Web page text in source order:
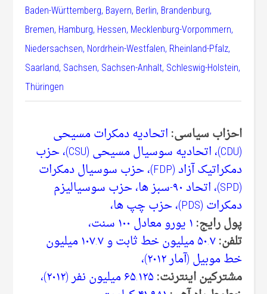
Baden-Württemberg, Bayern, Berlin, Brandenburg,
Bremen, Hamburg, Hessen, Mecklenburg-Vorpommern,
Niedersachsen, Nordrhein-Westfalen, Rheinland-Pfalz,
Saarland, Sachsen, Sachsen-Anhalt, Schleswig-Holstein,
Thüringen
احزاب سیاسی:اتحادیه دمکرات مسیحی‌
(CDU)، اتحادیه سوسیال مسیحی‌ (CSU)، حزب
دمکراتیک آزاد (FDP)، حزب سوسیال دمکرات
(SPD)، اتحاد ۹۰-سبز ها، حزب سوسیالیزم
دمکرات (PDS)، حزب چپ ها،
پول رایج:۱ یورو معادل ۱۰۰ سنت،
تلفن:
۵۰.۷ میلیون خط ثابت و ۱۰۷.۷ میلیون
خط موبیل (آمار ۲۰۱۲)،
مشترکین اینترنت:۶۵.۱۲۵ میلیون نفر (۲۰۱۲)،